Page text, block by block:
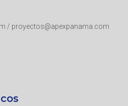
/ proyectos@apexpanama.com